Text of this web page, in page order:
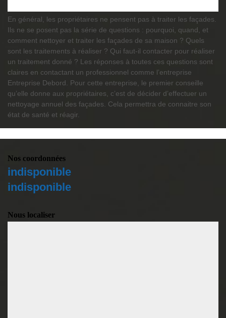
En général, les propriétaires ne pensent pas à traiter les façades.
Ils ne se posent pas la série de questions : pourquoi, quand, et
comment nettoyer et traiter les façades de sa maison ? Quels
sont les traitements à réaliser ? Qui faut-il contacter pour réaliser
un traitement donné ? Les réponses à toutes ces questions sont
claires en contactant un professionnel comme l’entreprise
Entreprise Debord. Pour cette entreprise, le premier conseille
qu’elle donne aux propriétaires, c’est de décider d’effectuer un
nettoyage annuel des façades. Cela permettra de connaitre son
état de santé et réagir.
Nos coordonnées
indisponible
indisponible
Nous localiser